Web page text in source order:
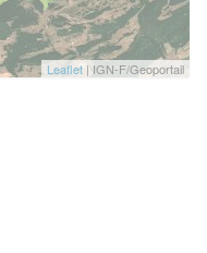
Leaflet | IGN-F/Geoportail